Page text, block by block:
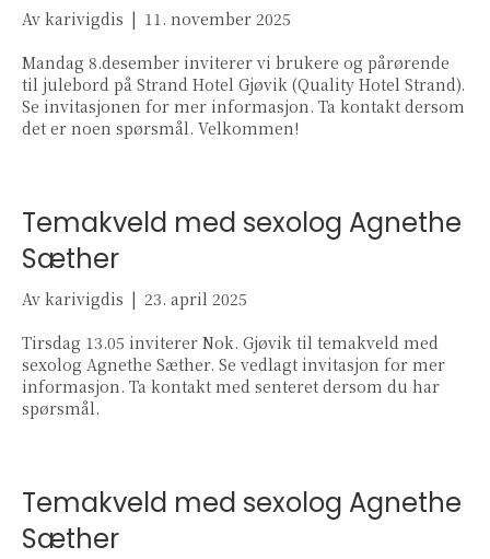
Av karivigdis | 11. november 2025
Mandag 8.desember inviterer vi brukere og pårørende
til julebord på Strand Hotel Gjøvik (Quality Hotel Strand).
Se invitasjonen for mer informasjon. Ta kontakt dersom
det er noen spørsmål. Velkommen!
Temakveld med sexolog Agnethe
Sæther
Av karivigdis | 23. april 2025
Tirsdag 13.05 inviterer Nok. Gjøvik til temakveld med
sexolog Agnethe Sæther. Se vedlagt invitasjon for mer
informasjon. Ta kontakt med senteret dersom du har
spørsmål.
Temakveld med sexolog Agnethe
Sæther